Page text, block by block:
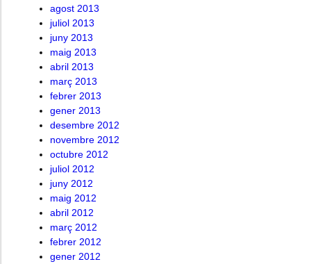
agost 2013
juliol 2013
juny 2013
maig 2013
abril 2013
març 2013
febrer 2013
gener 2013
desembre 2012
novembre 2012
octubre 2012
juliol 2012
juny 2012
maig 2012
abril 2012
març 2012
febrer 2012
gener 2012